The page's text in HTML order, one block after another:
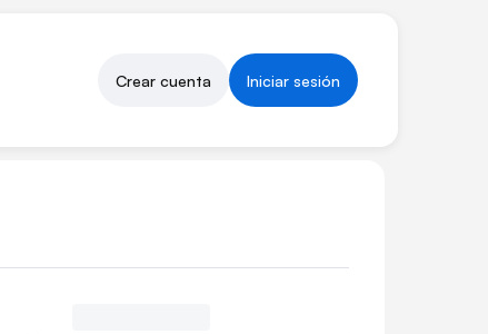
Crear cuenta Iniciar sesión